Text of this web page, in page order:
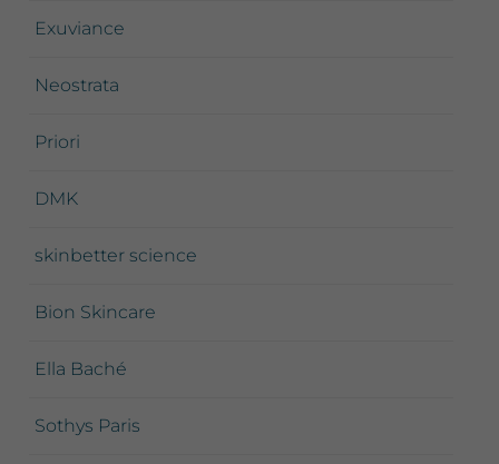
Exuviance
Neostrata
Priori
DMK
skinbetter science
Bion Skincare
Ella Baché
Sothys Paris